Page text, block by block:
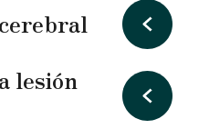
lesión